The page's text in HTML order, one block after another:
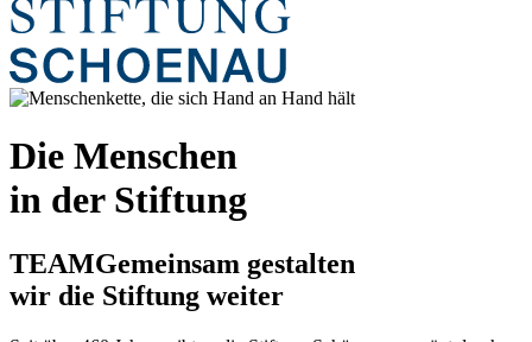
Die Menschen
in der Stiftung
TEAMGemeinsam gestalten
wir die Stiftung weiter